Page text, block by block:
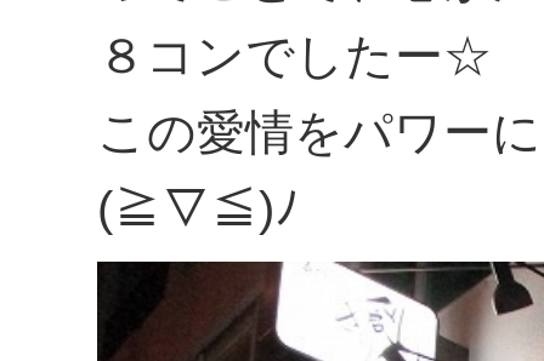
８コンでしたー☆
この愛情をパワー
(≧▽≦)ﾉ